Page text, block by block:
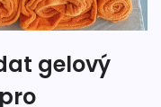
gelový